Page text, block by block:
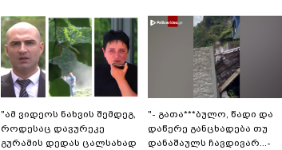
"ამ ვიდეოს ნახვის შემდეგ,
როდესაც დავურეკე
გურამის დედას ცალსახად
"- გათა***ბულო, წადი და
დაწერე განცხადება თუ
დანაშაულს ჩავდივარ...-